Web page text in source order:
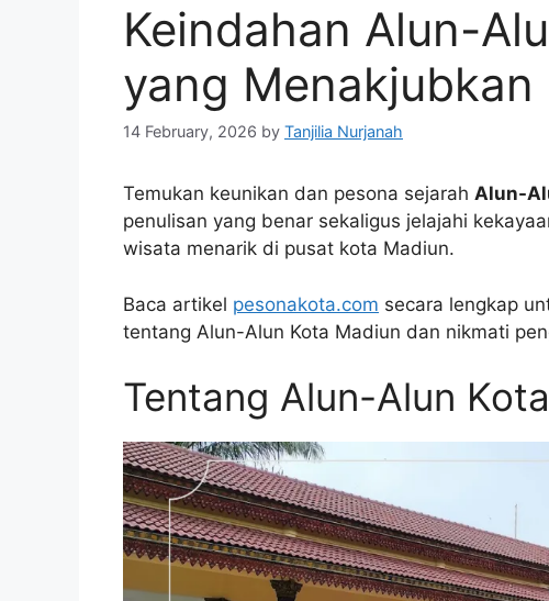
Keindahan Alun-
yang Menakjubkan
14 February, 2026 by Tanjilia Nurjanah
Temukan keunikan dan pesona sejarah Alun-
penulisan yang benar sekaligus jelajahi
wisata menarik di pusat kota Madiun.
Baca artikel pesonakota.com secara lengkap
tentang Alun-Alun Kota Madiun dan nikmati
Tentang Alun-Alun